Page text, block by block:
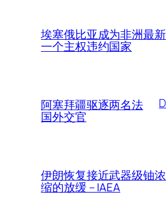
埃塞俄比亚成为非洲最新
一个主权违约国家
阿塞拜疆驱逐两名法
国外交官
伊朗恢复接近武器级铀浓
缩的放缓 – IAEA